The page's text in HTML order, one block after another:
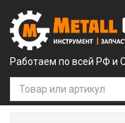
Работаем по всей РФ и